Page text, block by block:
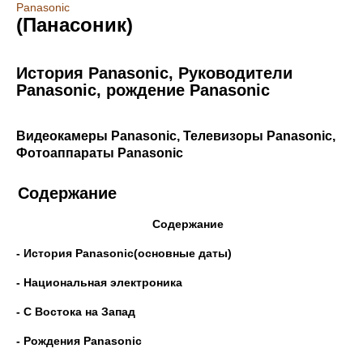
Panasonic
(Панасоник)
История Panasonic, Руководители
Panasonic, рождение Panasonic
Видеокамеры Panasonic, Телевизоры Panasonic,
Фотоаппараты Panasonic
Содержание
Содержание
- История Panasonic(основные даты)
- Национальная электроника
- С Востока на Запад
- Рождения Panasonic